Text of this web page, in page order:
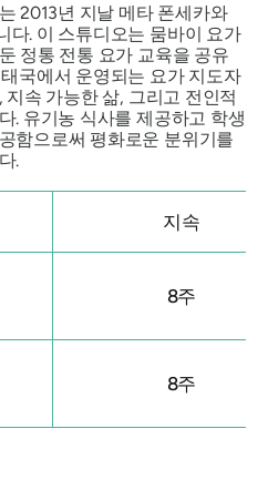
2013년 지날 메타 폰세카와
다. 이 스튜디오는 뭄바이 요가
정통 전통 요가 교육을 공유
국에서 운영되는 요가 지도자
속 가능한 삶, 그리고 전인적
. 유기농 식사를 제공하고 학생
함으로써 평화로운 분위기를
.
지속
8주
8주